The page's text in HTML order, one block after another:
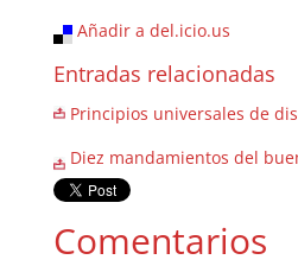
Añadir a del.icio.us
Entradas relacionadas
Principios universales de
Diez mandamientos del
Comentarios